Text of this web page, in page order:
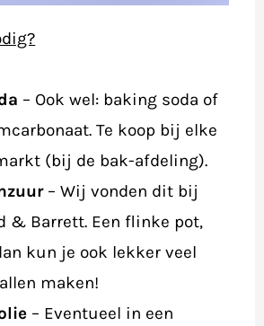
– Ook wel: baking soda of
Te koop bij elke
(bij de bak-afdeling).
– Wij vonden dit bij
& Barrett. Een flinke pot,
kun je ook lekker veel
maken!
– Eventueel in een